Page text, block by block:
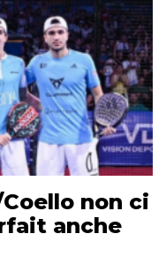
non ci
anche